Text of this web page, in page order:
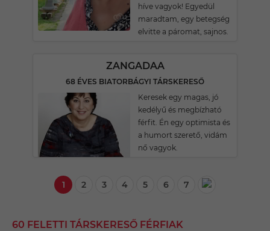
híve vagyok! Egyedül
maradtam, egy betegség
elvitte a páromat, sajnos.
ZANGADAA
68 ÉVES BIATORBÁGYI TÁRSKERESŐ
Keresek egy magas, jó
kedélyű és megbízható
férfit. Én egy optimista és
a humort szerető, vidám
nő vagyok.
1 2 3 4 5 6 7
60 FELETTI TÁRSKERESŐ FÉRFIAK